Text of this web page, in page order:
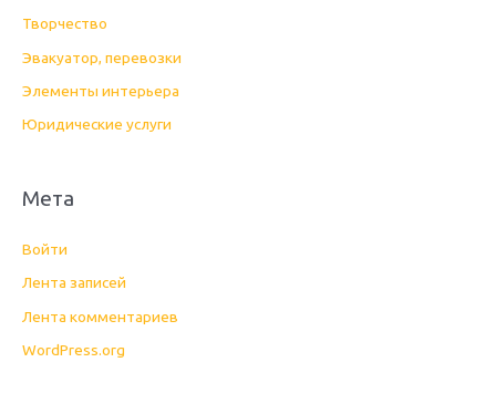
Творчество
Эвакуатор, перевозки
Элементы интерьера
Юридические услуги
Мета
Войти
Лента записей
Лента комментариев
WordPress.org